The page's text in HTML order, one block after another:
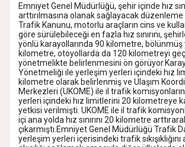
Emniyet Genel Müdürlüğü, şehir içinde hız
arttırılmasına olanak sağlayacak düzenleme
Trafik Kanunu, motorlu araçların cins ve
göre sürülebileceği en fazla hız sınırını,
yönlü karayollarında 90 kilometre, bölünmüş
kilometre, otoyollarda da 120 kilometreyi
yönetmelikte belirlenmesini ön
Yönetmeliği ile yerleşim yerleri içindeki hız
kilometre olarak belirlenmiş ve Ulaşım
Merkezleri (UKOME) ile il trafik
yerleri içindeki hız limitlerini 20 kilometreye
yetkisi verilmişti. UKOME ile il trafik
içi ana yolda hız sınırını 20 kilometre
çıkarmıştı.Emniyet Genel Müdürlüğü Trafik
yerleşim yerleri içerisindeki trafik